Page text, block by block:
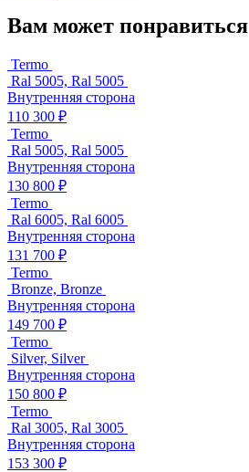
Вам может понравиться
Termo
Ral 5005, Ral 5005
Внутренняя сторона
110 300 ₽
Termo
Ral 5005, Ral 5005
Внутренняя сторона
130 800 ₽
Termo
Ral 6005, Ral 6005
Внутренняя сторона
131 700 ₽
Termo
Bronze, Bronze
Внутренняя сторона
149 700 ₽
Termo
Silver, Silver
Внутренняя сторона
150 800 ₽
Termo
Ral 3005, Ral 3005
Внутренняя сторона
153 300 ₽